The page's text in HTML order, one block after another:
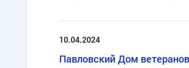
10.04.2024
Павловский Дом